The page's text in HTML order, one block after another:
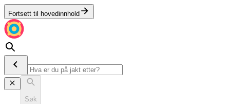
Fortsett til hovedinnhold
Søk